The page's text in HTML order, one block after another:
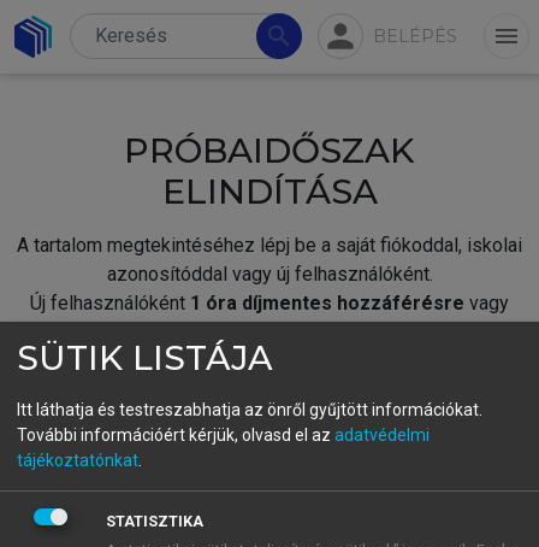
search person BELÉPÉS menu
PRÓBAIDŐSZAK
ELINDÍTÁSA
A tartalom megtekintéséhez lépj be a saját fiókoddal, iskolai
azonosítóddal vagy új felhasználóként.
Új felhasználóként 1 óra díjmentes hozzáférésre vagy
fiókoddal,vagy hozz létre új fiókot.
A regisztráció után apróbaidőszakautomatikusan
BELÉPÉS SAJÁT FIÓKKAL
SÜTIK LISTÁJA
Itt láthatja és testreszabhatja az önről gyűjtött információkat.
További információért kérjük, olvasd el az adatvédelmi
tájékoztatónkat
STATISZTIKA